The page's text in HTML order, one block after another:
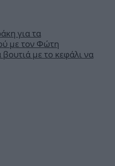
για τα
με τον Φώτη
με το κεφάλι να